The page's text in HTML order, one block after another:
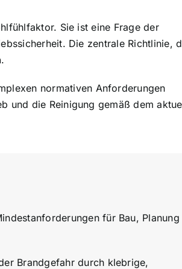
Sie ist eine Frage der
Die zentrale Richtlinie,
.
normativen Anforderungen
und die Reinigung gemäß dem
für Bau, Planung
Brandgefahr durch klebrige,